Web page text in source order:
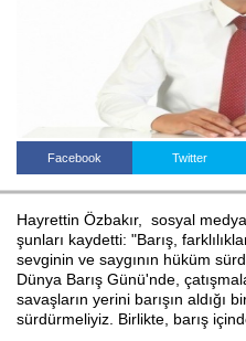
Facebook Twitter
Hayrettin Özbakır, sosyal
şunları kaydetti: "Barış,
sevginin ve saygının hüküm
Dünya Barış Günü'nde,
savaşların yerini barışın aldığı
sürdürmeliyiz. Birlikte, barış